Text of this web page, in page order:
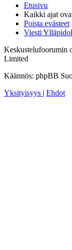
Etusivu
Kaikki ajat
Poista evästeet
Viesti
Keskustelufoorumin
Limited
Käännös: phpBB
Yksityisyys
Ehdot